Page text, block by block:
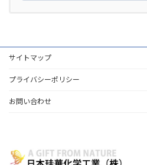
サイトマップ
プライバシーポリシー
お問い合わせ